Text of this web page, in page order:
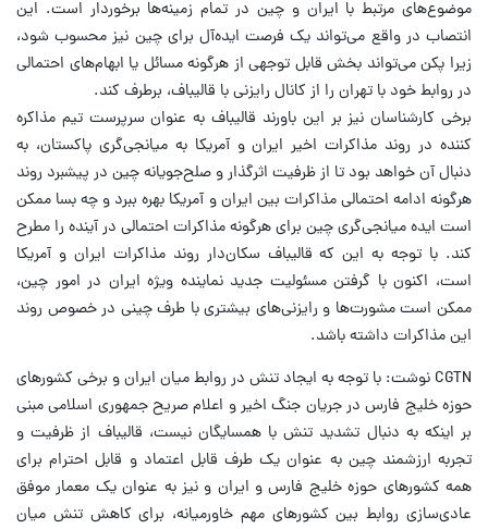
موضوع‌های مرتبط با ایران و چین در تمام زمینه‌ها برخوردار است. این
انتصاب در واقع می‌تواند یک فرصت ایده‌آل برای چین نیز محسوب شود،
زیرا پکن می‌تواند بخش قابل توجهی از هرگونه مسائل یا ابهام‌های احتمالی
در روابط خود با تهران را از کانال رایزنی با قالیباف، برطرف کند.
برخی کارشناسان نیز بر این باورند قالیباف به عنوان سرپرست تیم مذاکره
کننده در روند مذاکرات اخیر ایران و آمریکا به میانجی‌گری پاکستان، به
دنبال آن خواهد بود تا از ظرفیت اثرگذار و صلح‌جویانه چین در پیشبرد روند
هرگونه ادامه احتمالی مذاکرات بین ایران و آمریکا بهره ببرد و چه بسا ممکن
است ایده میانجی‌گری چین برای هرگونه مذاکرات احتمالی در آینده را مطرح
کند. با توجه به این که قالیباف سکان‌دار روند مذاکرات ایران و آمریکا
است، اکنون با گرفتن مسئولیت جدید نماینده ویژه ایران در امور چین،
ممکن است مشورت‌ها و رایزنی‌های بیشتری با طرف چینی در خصوص روند
این مذاکرات داشته باشد.
CGTN نوشت: با توجه به ایجاد تنش در روابط میان ایران و برخی کشورهای
حوزه خلیج فارس در جریان جنگ اخیر و اعلام صریح جمهوری اسلامی مبنی
بر اینکه به دنبال تشدید تنش با همسایگان نیست، قالیباف از ظرفیت و
تجربه ارزشمند چین به عنوان یک طرف قابل اعتماد و قابل احترام برای
همه کشورهای حوزه خلیج فارس و ایران و نیز به عنوان یک معمار موفق
عادی‌سازی روابط بین کشورهای مهم خاورمیانه، برای کاهش تنش میان